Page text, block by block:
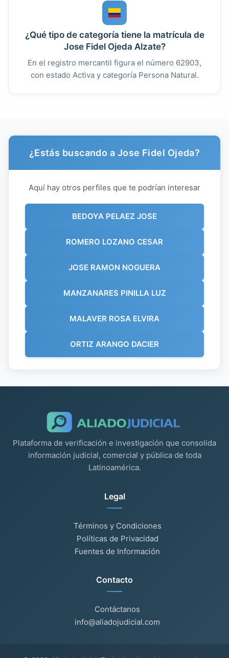
¿Qué tipo de categoría tiene la matrícula de
Jose Fidel Ojeda Alzate?
En el registro mercantil figura el número 62903,
con estado Activa y categoría Persona Natural.
¿Estás buscando a Jose Fidel Ojeda?
Aquí hay otros perfiles que te podrían interesar
BEDOYA PELAEZ JOSE
ROMERO LOZANO CESAR
JOSE RAMON NOGUERA
MANZANARES PINILLA LUZ
MALAVER ROSA ELVIRA
ORTIZ ARANGO DACIER
Plataforma de verificación e investigación que consolida
información judicial, comercial y pública de toda
Latinoamérica.
Legal
Términos y Condiciones
Políticas de Privacidad
Fuentes de Información
Contacto
Contáctanos
info@aliadojudicial.com